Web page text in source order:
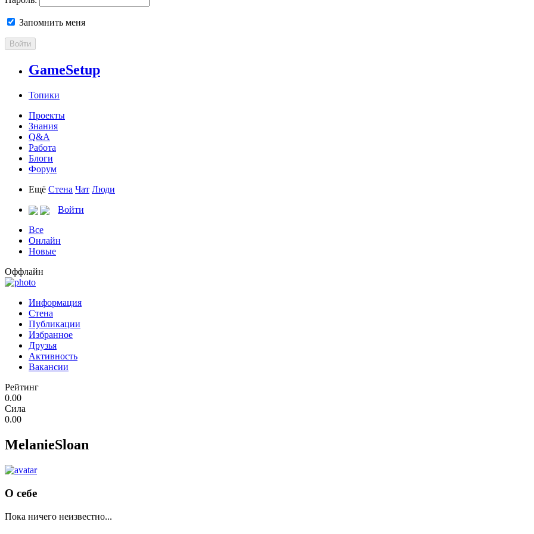
Запомнить меня
Войти
GameSetup
Топики
Проекты
Знания
Q&A
Работа
Блоги
Форум
Ещё Стена Чат Люди
Войти
Все
Онлайн
Новые
Оффлайн
Информация
Стена
Публикации
Избранное
Друзья
Активность
Вакансии
Рейтинг
0.00
Сила
0.00
MelanieSloan
О себе
Пока ничего неизвестно...